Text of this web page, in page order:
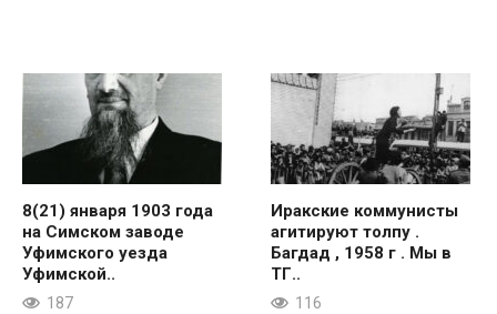
8(21) января 1903 года
на Симском заводе
Уфимского уезда
Уфимской..
187
Иракские коммунисты
агитируют толпу .
Багдад , 1958 г . Мы в
ТГ..
116